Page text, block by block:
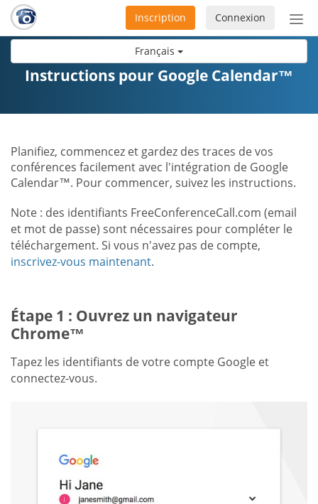
Français
ou
Connexion
Inscription
Instructions pour Google Calendar™
Planifiez, commencez et gardez des traces de vos
conférences facilement avec l'intégration de Google
Calendar™. Pour commencer, suivez les instructions.
Note : des identifiants FreeConferenceCall.com (email
et mot de passe) sont nécessaires pour compléter le
téléchargement. Si vous n'avez pas de compte,
inscrivez-vous maintenant.
Étape 1 : Ouvrez un navigateur
Chrome™
Tapez les identifiants de votre compte Google et
connectez-vous.